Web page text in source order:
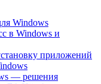
Windows
в Windows и
приложений
— решения